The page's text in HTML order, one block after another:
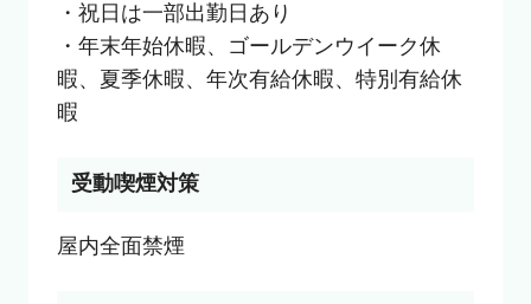
・祝日は一部出勤日あり
・年末年始休暇、ゴールデンウイーク休
暇、夏季休暇、年次有給休暇、特別有給休
暇
受動喫煙対策